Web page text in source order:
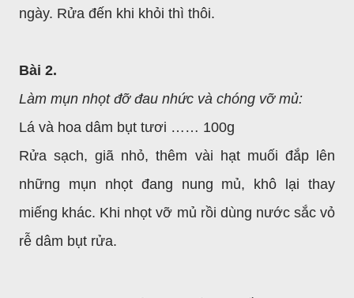
ngày. Rửa đến khi khỏi thì thôi.
Bài 2.
Làm mụn nhọt đỡ đau nhức và chóng vỡ mủ:
Lá và hoa dâm bụt tươi …… 100g
Rửa sạch, giã nhỏ, thêm vài hạt muối đắp lên
những mụn nhọt đang nung mủ, khô lại thay
miếng khác. Khi nhọt vỡ mủ rồi dùng nước sắc vỏ
rễ dâm bụt rửa.